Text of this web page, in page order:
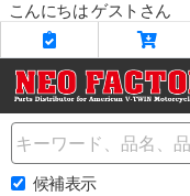
こんにちは ゲストさん
Name
候補表示